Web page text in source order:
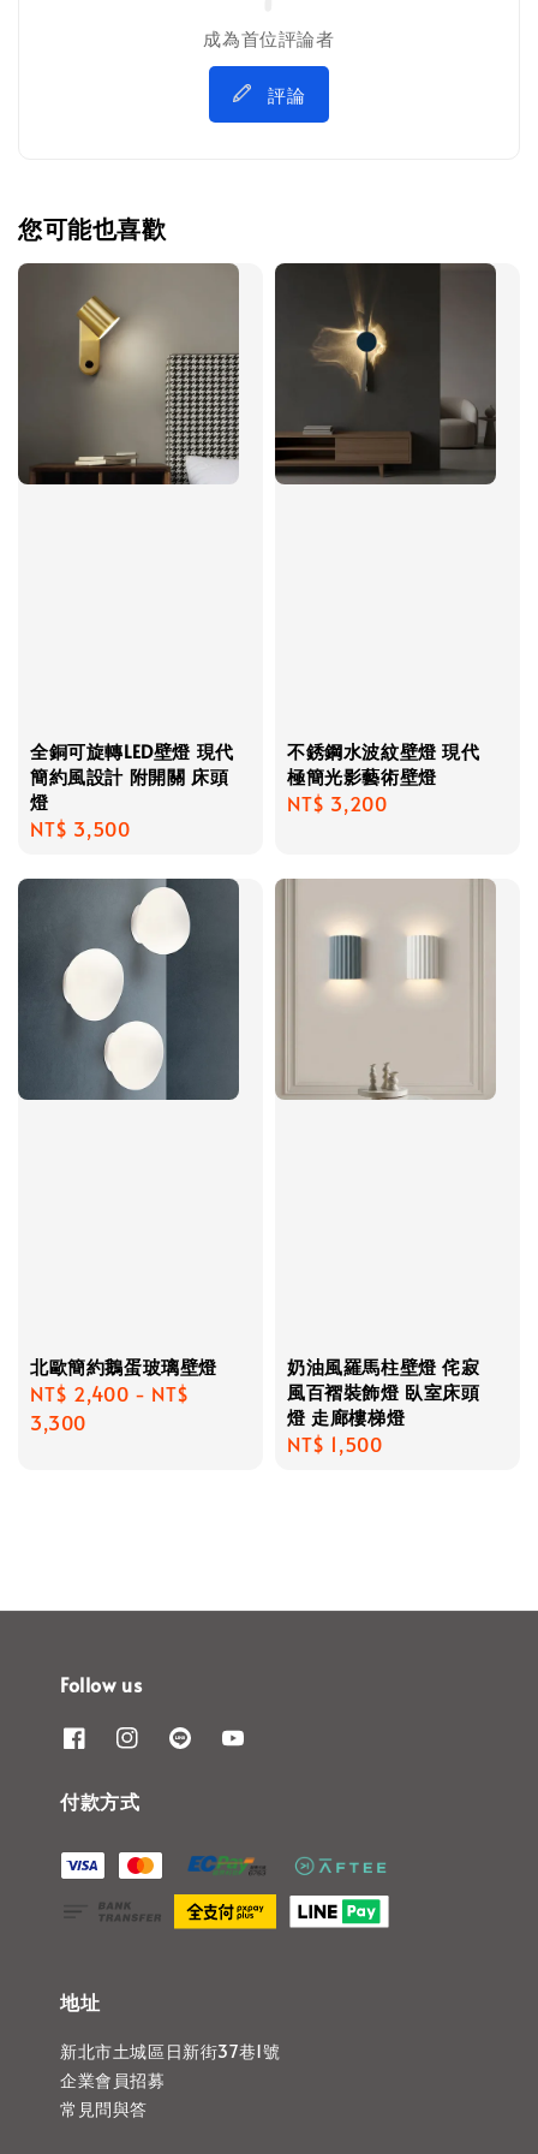
成為首位評論者
評論
您可能也喜歡
全銅可旋轉LED壁燈 現代
簡約風設計 附開關 床頭
燈
Regular
NT$ 3,500
不銹鋼水波紋壁燈 現代
極簡光影藝術壁燈
Regular
NT$ 3,200
北歐簡約鵝蛋玻璃壁燈
Regular
price
NT$ 2,400 - NT$
3,300
奶油風羅馬柱壁燈 侘寂
風百褶裝飾燈 臥室床頭
燈 走廊樓梯燈
Regular
NT$ 1,500
Follow us
付款方式
地址
新北市土城區日新街37巷1號
企業會員招募
常見問與答